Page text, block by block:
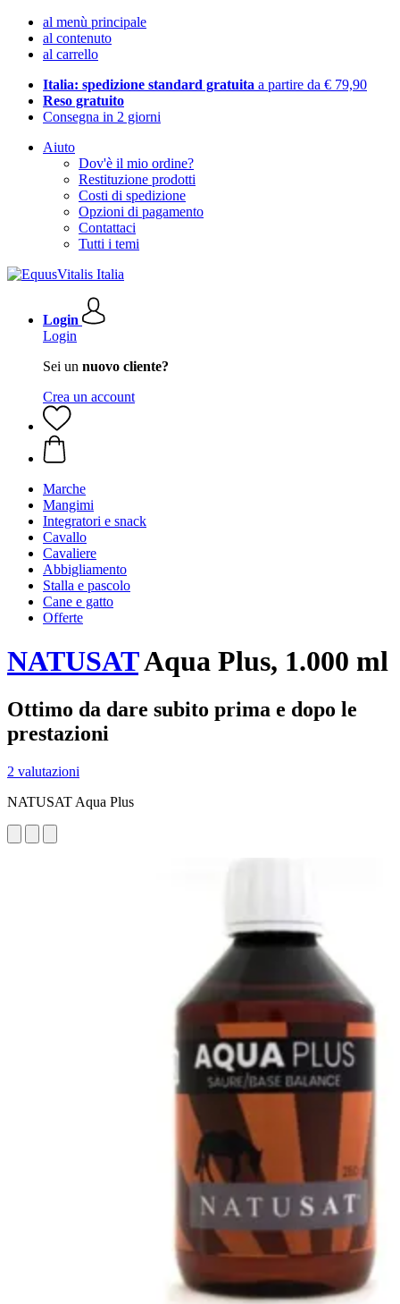
al menù principale
al contenuto
al carrello
Italia: spedizione standard gratuita a partire da € 79,90
Reso gratuito
Consegna in 2 giorni
Aiuto
Dov'è il mio ordine?
Restituzione prodotti
Costi di spedizione
Opzioni di pagamento
Contattaci
Tutti i temi
Login
Login
Sei un nuovo cliente?
Crea un account
Marche
Mangimi
Integratori e snack
Cavallo
Cavaliere
Abbigliamento
Stalla e pascolo
Cane e gatto
Offerte
NATUSATAqua Plus, 1.000 ml
Ottimo da dare subito prima e dopo le
prestazioni
2 valutazioni
NATUSAT Aqua Plus